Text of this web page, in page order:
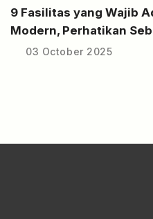
9 Fasilitas yang Wajib
Modern, Perhatikan
03 October 2025